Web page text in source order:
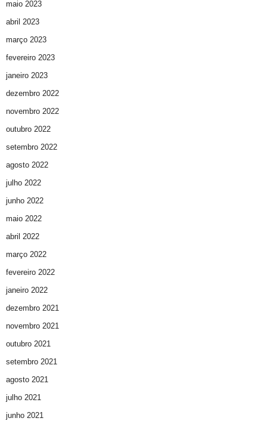
maio 2023
abril 2023
março 2023
fevereiro 2023
janeiro 2023
dezembro 2022
novembro 2022
outubro 2022
setembro 2022
agosto 2022
julho 2022
junho 2022
maio 2022
abril 2022
março 2022
fevereiro 2022
janeiro 2022
dezembro 2021
novembro 2021
outubro 2021
setembro 2021
agosto 2021
julho 2021
junho 2021